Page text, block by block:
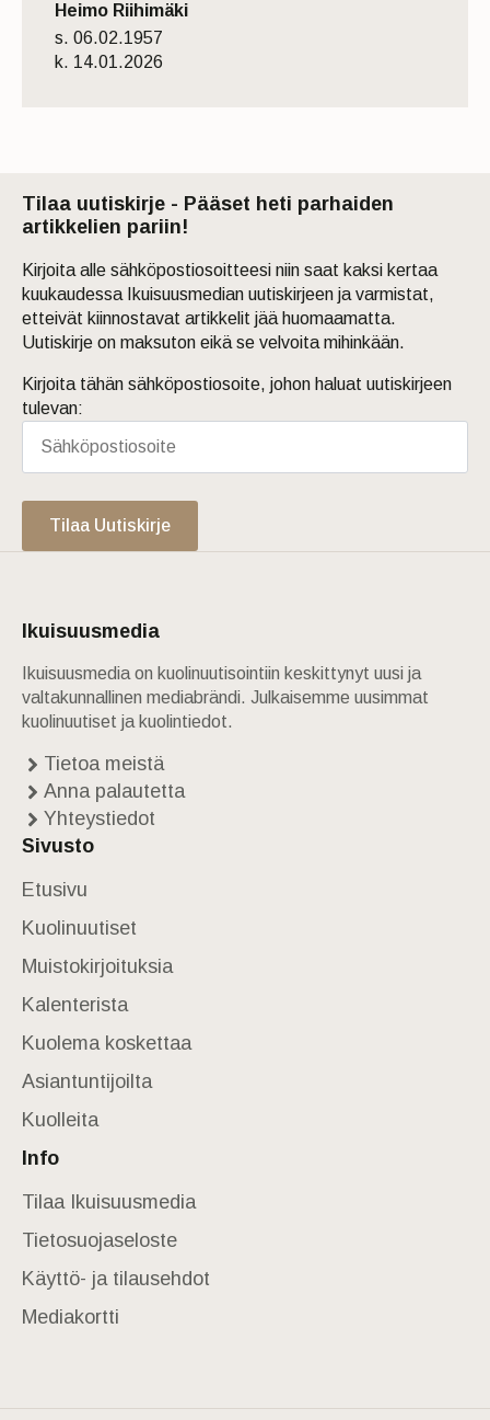
Heimo Riihimäki
s. 06.02.1957
k. 14.01.2026
Tilaa uutiskirje - Pääset heti parhaiden
artikkelien pariin!
Kirjoita alle sähköpostiosoitteesi niin saat kaksi kertaa
kuukaudessa Ikuisuusmedian uutiskirjeen ja varmistat,
etteivät kiinnostavat artikkelit jää huomaamatta.
Uutiskirje on maksuton eikä se velvoita mihinkään.
Kirjoita tähän sähköpostiosoite, johon haluat uutiskirjeen
tulevan:
Tilaa Uutiskirje
Ikuisuusmedia
Ikuisuusmedia on kuolinuutisointiin keskittynyt uusi ja
valtakunnallinen mediabrändi. Julkaisemme uusimmat
kuolinuutiset ja kuolintiedot.
Tietoa meistä
Anna palautetta
Yhteystiedot
Sivusto
Etusivu
Kuolinuutiset
Muistokirjoituksia
Kalenterista
Kuolema koskettaa
Asiantuntijoilta
Kuolleita
Info
Tilaa Ikuisuusmedia
Tietosuojaseloste
Käyttö- ja tilausehdot
Mediakortti